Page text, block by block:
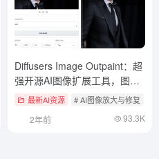
# AI开源项目
Diffusers Image Outpaint：超
强开源AI图像扩展工具，图像
外绘（image outpainting）
最新AI资源 # AI图像放大与修复
2年前 93.3K